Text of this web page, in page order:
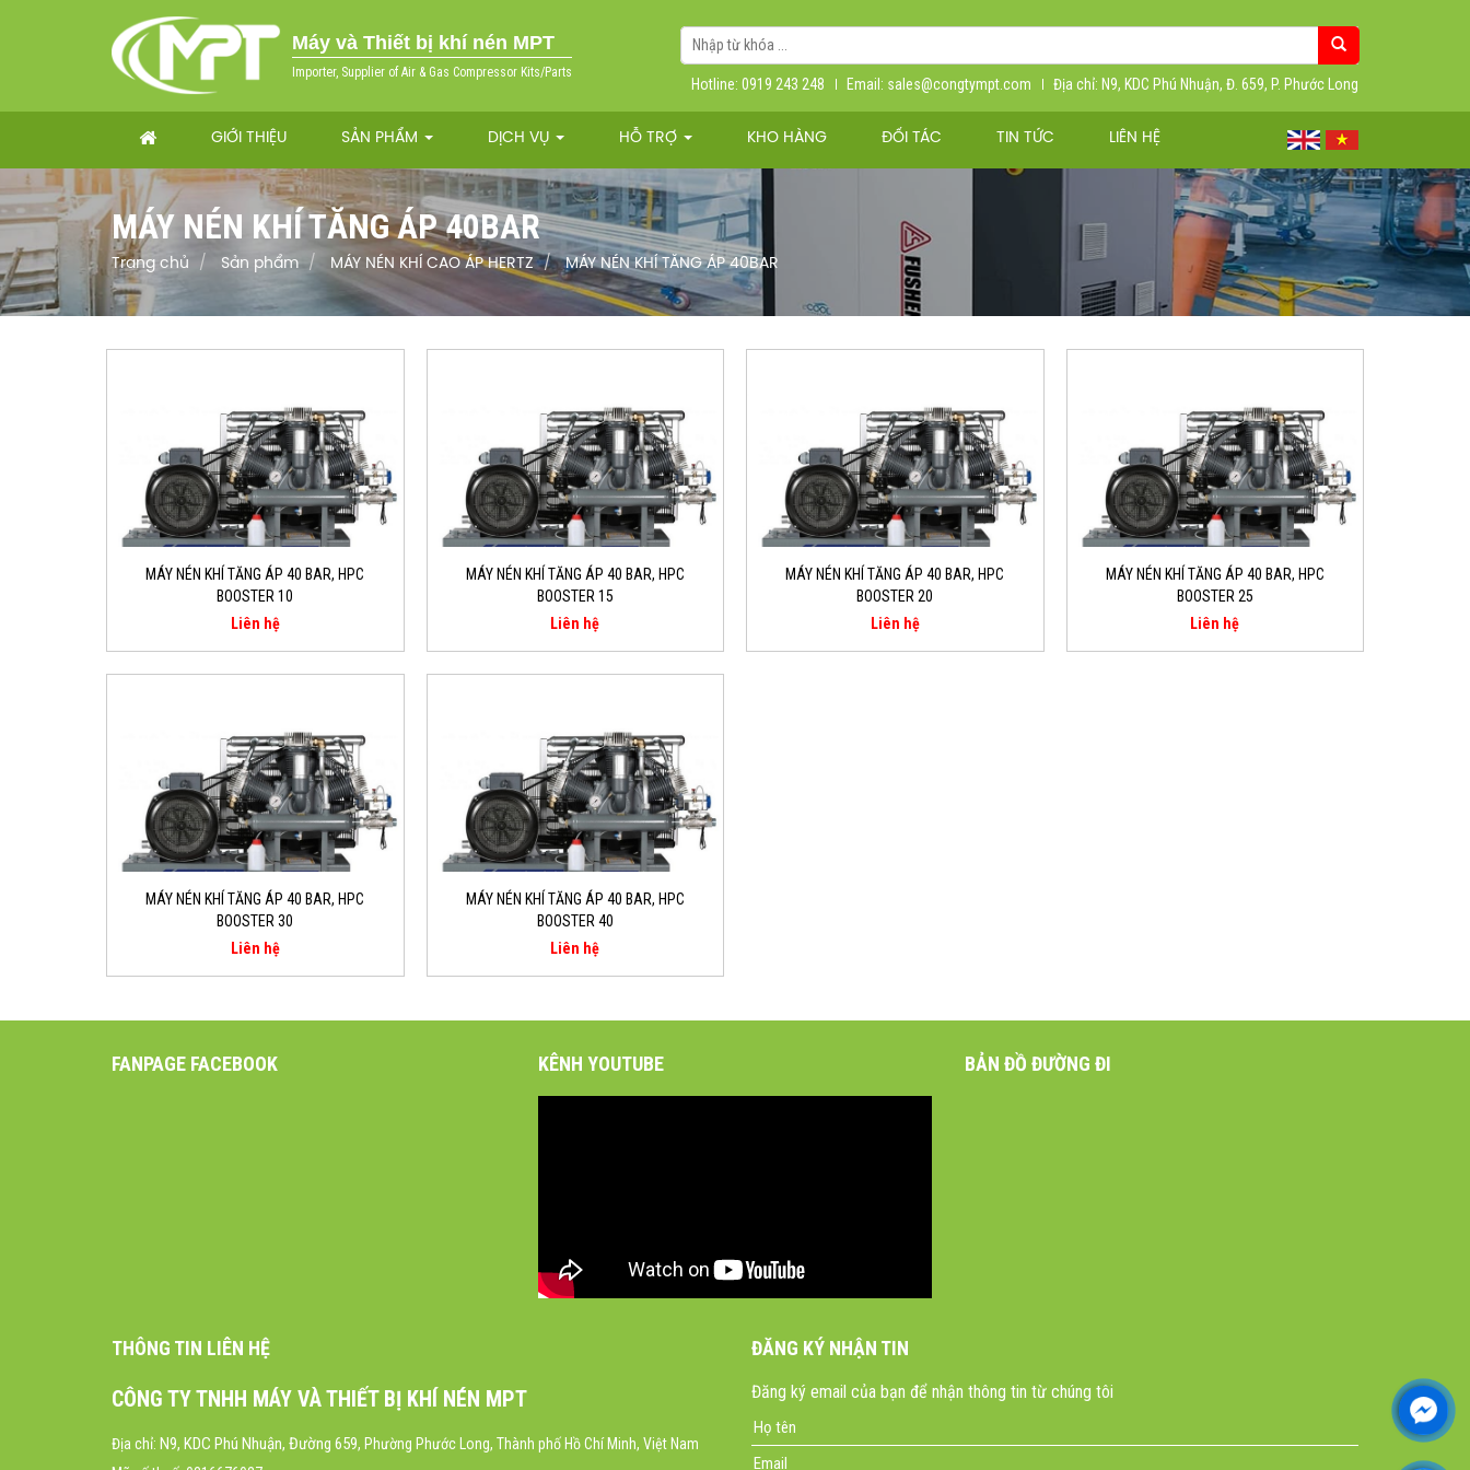
Máy và Thiết bị khí nén MPT
Importer, Supplier of Air & Gas Compressor Kits/Parts
Hotline: 0919 243 248 Email: sales@congtympt.com Địa chỉ: N9, KDC Phú Nhuận, Đ. 659, P. Phước Long
GIỚI THIỆU SẢN PHẨM DỊCH VỤ HỖ TRỢ KHO HÀNG ĐỐI TÁC TIN TỨC LIÊN HỆ
MÁY NÉN KHÍ TĂNG ÁP 40BAR
Trang chủ Sản phẩm MÁY NÉN KHÍ CAO ÁP HERTZ MÁY NÉN KHÍ TĂNG ÁP 40BAR
MÁY NÉN KHÍ TĂNG ÁP 40 BAR, HPC
BOOSTER 10
Liên hệ
MÁY NÉN KHÍ TĂNG ÁP 40 BAR, HPC
BOOSTER 15
Liên hệ
MÁY NÉN KHÍ TĂNG ÁP 40 BAR, HPC
BOOSTER 20
Liên hệ
MÁY NÉN KHÍ TĂNG ÁP 40 BAR, HPC
BOOSTER 25
Liên hệ
MÁY NÉN KHÍ TĂNG ÁP 40 BAR, HPC
BOOSTER 30
Liên hệ
MÁY NÉN KHÍ TĂNG ÁP 40 BAR, HPC
BOOSTER 40
Liên hệ
FANPAGE FACEBOOK KÊNH YOUTUBE BẢN ĐỒ ĐƯỜNG ĐI
THÔNG TIN LIÊN HỆ
CÔNG TY TNHH MÁY VÀ THIẾT BỊ KHÍ NÉN MPT
Địa chỉ: N9, KDC Phú Nhuận, Đường 659, Phường Phước Long, Thành phố Hồ Chí Minh, Việt Nam
ĐĂNG KÝ NHẬN TIN
Đăng ký email của bạn để nhận thông tin từ chúng tôi